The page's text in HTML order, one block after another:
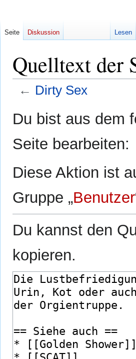
Quelltext der
← Dirty Sex
Navigation
Suche
Du bist aus dem
Seite bearbeiten:
Diese Aktion ist
Gruppe „Benutzer
Du kannst den
kopieren.
Seite Diskussion Lesen